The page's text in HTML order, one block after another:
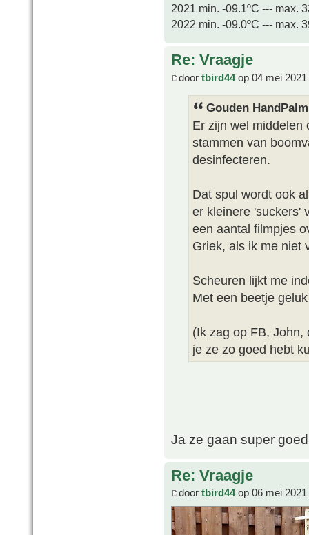
2021 min. -09.1ºC --- max.
2022 min. -09.0ºC --- max.
Re: Vraagje
door tbird44op 04 mei 2021
Gouden
Er zijn wel middelen
stammen van
desinfecteren.
Dat spul wordt ook
er kleinere 'suckers'
een aantal filmpjes
Griek, als ik me niet
Scheuren lijkt me
Met een beetje
(Ik zag op FB, John,
je ze zo goed hebt
Ja ze gaan super
Re: Vraagje
door tbird44op 06 mei 2021